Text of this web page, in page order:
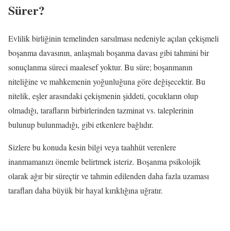
Sürer?
Evlilik birliğinin temelinden sarsılması nedeniyle açılan çekişmeli
boşanma davasının, anlaşmalı boşanma davası gibi tahmini bir
sonuçlanma süreci maalesef yoktur. Bu süre; boşanmanın
niteliğine ve mahkemenin yoğunluğuna göre değişecektir. Bu
nitelik, eşler arasındaki çekişmenin şiddeti, çocukların olup
olmadığı, tarafların birbirlerinden tazminat vs. taleplerinin
bulunup bulunmadığı, gibi etkenlere bağlıdır.
Sizlere bu konuda kesin bilgi veya taahhüt verenlere
inanmamanızı önemle belirtmek isteriz. Boşanma psikolojik
olarak ağır bir süreçtir ve tahmin edilenden daha fazla uzaması
tarafları daha büyük bir hayal kırıklığına uğratır.